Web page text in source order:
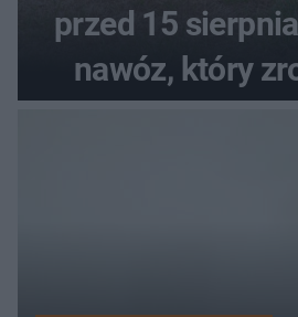
przed 15
nawóz, który